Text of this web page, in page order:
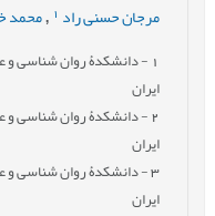
مرجان حسنی راد , محمد
- دانشکدۀ روان شناسی و
ایران
2- دانشکدۀ روان شناسی و
ایران
3- دانشکدۀ روان شناسی و
ایران